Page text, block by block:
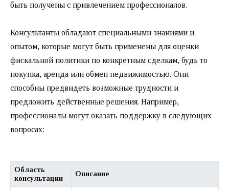
быть получены с привлечением профессионалов.
Консультанты обладают специальными знаниями и
опытом, которые могут быть применены для оценки
фискальной политики по конкретным сделкам, будь то
покупка, аренда или обмен недвижимостью. Они
способны предвидеть возможные трудности и
предложить действенные решения. Например,
профессионалы могут оказать поддержку в следующих
вопросах:
Область
консультации
Описание